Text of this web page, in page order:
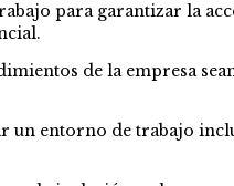
para garantizar la
de la empresa
un entorno de trabajo